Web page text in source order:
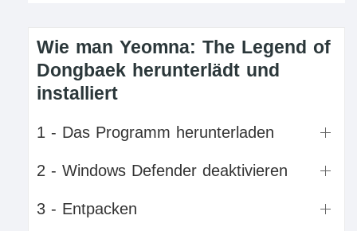
Wie man Yeomna: The Legend of
Dongbaek herunterlädt und
installiert
1 - Das Programm herunterladen
2 - Windows Defender deaktivieren
3 - Entpacken